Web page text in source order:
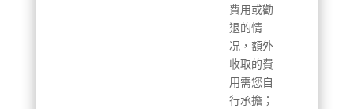
費用或勸
退的情
况，額外
收取的費
用需您自
行承擔；